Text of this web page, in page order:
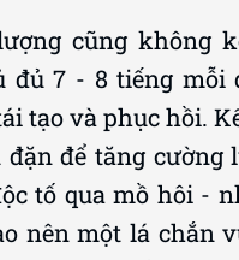
cũng không
đủ 7 - 8 tiếng mỗi
tạo và phục hồi.
đặn để tăng cường
tố qua mồ hôi -
nên một lá chắn